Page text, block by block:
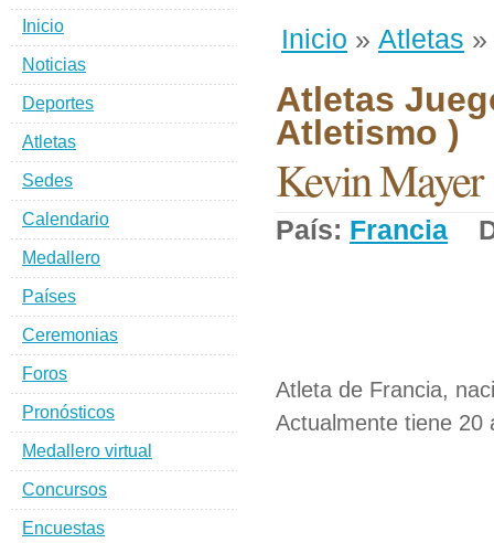
Inicio » Atletas »
Atletas
Atletismo )
Kevin Mayer
País: Francia
Atleta de Francia,
Actualmente tiene 20
Inicio
Noticias
Deportes
Atletas
Sedes
Calendario
Medallero
Países
Ceremonias
Foros
Pronósticos
Medallero virtual
Concursos
Encuestas